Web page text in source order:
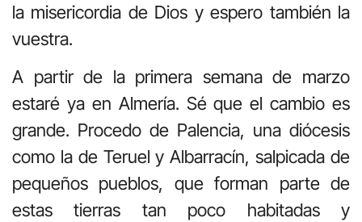
la misericordia de Dios y espero también la
vuestra.
A partir de la primera semana de marzo
estaré ya en Almería. Sé que el cambio es
grande. Procedo de Palencia, una diócesis
como la de Teruel y Albarracín, salpicada de
pequeños pueblos, que forman parte de
estas tierras tan poco habitadas y